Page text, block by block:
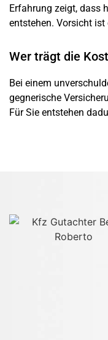
Erfahrung zeigt, dass
entstehen. Vorsicht
Wer trägt die
Bei einem
gegnerische
Für Sie entstehen